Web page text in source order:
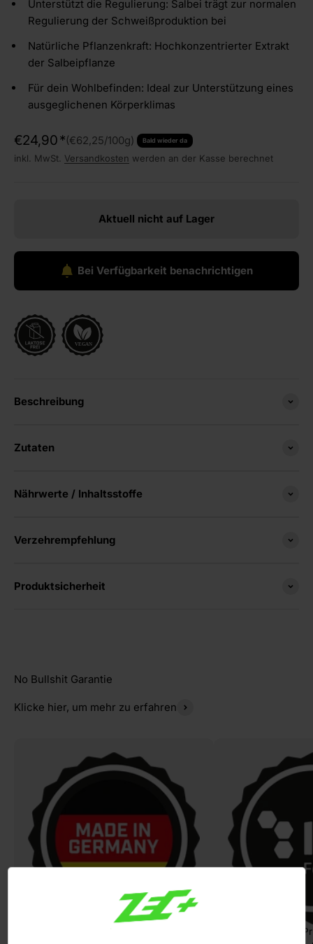
Unterstützt die Regulierung: Salbei trägt zur normalen
Regulierung der Schweißproduktion bei
Natürliche Pflanzenkraft: Hochkonzentrierter Extrakt
der Salbeipflanze
Für dein Wohlbefinden: Ideal zur Unterstützung eines
ausgeglichenen Körperklimas
Angebot
€24,90 (€62,25/100g) Bald wieder da
inkl. MwSt. Versandkosten werden an der Kasse berechnet
Aktuell nicht auf Lager
Bei Verfügbarkeit benachrichtigen
Beschreibung
Zutaten
Nährwerte / Inhaltsstoffe
Verzehrempfehlung
Produktsicherheit
Klicke hier, um mehr zu erfahren
Unabhängige